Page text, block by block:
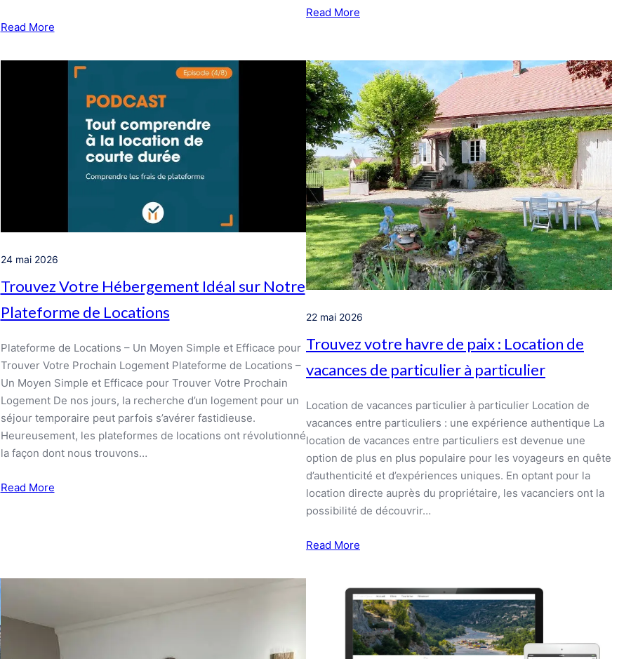
Read More
Read More
24 mai 2026
Trouvez Votre Hébergement Idéal sur Notre
Plateforme de Locations
Plateforme de Locations – Un Moyen Simple et Efficace pour
Trouver Votre Prochain Logement Plateforme de Locations –
Un Moyen Simple et Efficace pour Trouver Votre Prochain
Logement De nos jours, la recherche d’un logement pour un
séjour temporaire peut parfois s’avérer fastidieuse.
Heureusement, les plateformes de locations ont révolutionné
la façon dont nous trouvons…
Read More
22 mai 2026
Trouvez votre havre de paix : Location de
vacances de particulier à particulier
Location de vacances particulier à particulier Location de
vacances entre particuliers : une expérience authentique La
location de vacances entre particuliers est devenue une
option de plus en plus populaire pour les voyageurs en quête
d’authenticité et d’expériences uniques. En optant pour la
location directe auprès du propriétaire, les vacanciers ont la
possibilité de découvrir…
Read More